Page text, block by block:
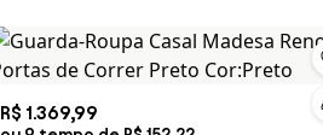
R$ 1.369,99